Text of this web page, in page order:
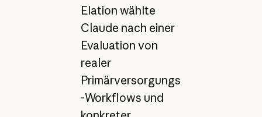
Elation wählte
Claude nach einer
Evaluation von
realer
Primärversorgungs
-Workflows und